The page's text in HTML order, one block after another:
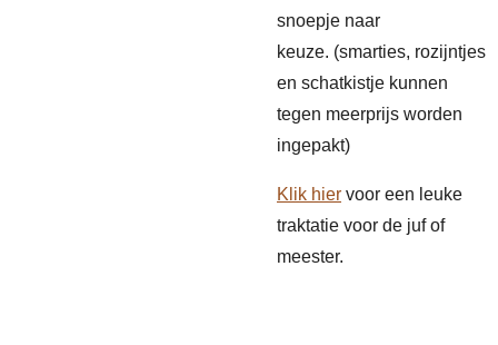
snoepje naar
keuze. (smarties, rozijntjes
en schatkistje kunnen
tegen meerprijs worden
ingepakt)
Klik hier voor een leuke
traktatie voor de juf of
meester.